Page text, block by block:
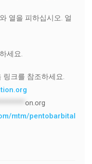
열을 피하십시오. 얼
세요.
크를 참조하세요.
on.org
mtm/pentobarbital-